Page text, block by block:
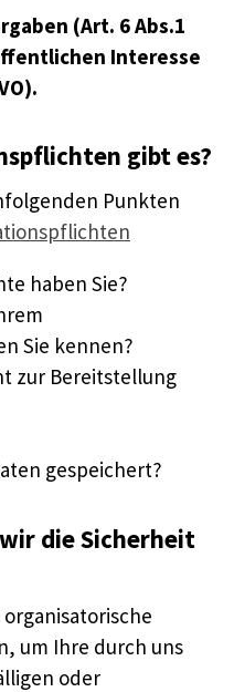
(Art. 6 Abs.1
Interesse
gibt es?
Punkten
haben Sie?
Sie kennen?
zur Bereitstellung
gespeichert?
die Sicherheit
um Ihre durch uns
oder